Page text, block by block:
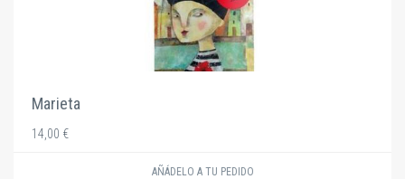
Marieta
14,00 €
AÑÁDELO A TU PEDIDO